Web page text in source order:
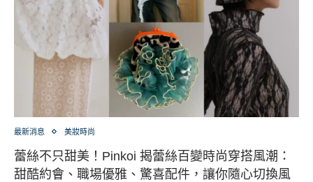
最新消息 美妝時尚
蕾絲不只甜美！Pinkoi 揭蕾絲百變時尚穿搭風潮：
甜酷約會、職場優雅、驚喜配件，讓你隨心切換風